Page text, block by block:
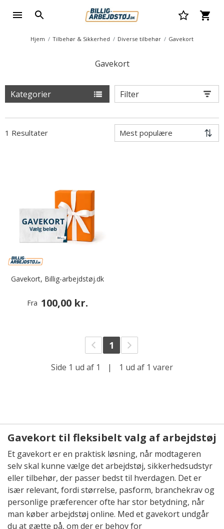
Hjem Tilbehør & Sikkerhed Diverse tilbehør Gavekort
Gavekort
Kategorier Filter
1 Resultater
Gavekort, Billig-arbejdstøj.dk
Fra 100,00 kr.
1
Side 1 ud af 1 | 1 ud af 1 varer
Gavekort til fleksibelt valg af arbejdstøj
Et gavekort er en praktisk løsning, når modtageren
selv skal kunne vælge det arbejdstøj, sikkerhedsudstyr
eller tilbehør, der passer bedst til hverdagen. Det er
især relevant, fordi størrelse, pasform, branchekrav og
personlige præferencer ofte har stor betydning, når
man køber arbejdstøj online. Med et gavekort undgår
du at gætte på, om der er behov for